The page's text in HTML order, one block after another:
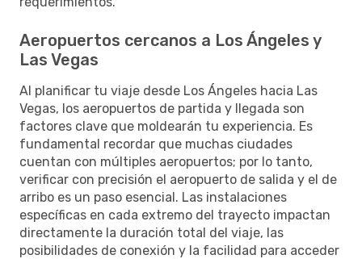
Aeropuertos cercanos a Los Ángeles y
Las Vegas
Al planificar tu viaje desde Los Ángeles hacia Las
Vegas, los aeropuertos de partida y llegada son
factores clave que moldearán tu experiencia. Es
fundamental recordar que muchas ciudades
cuentan con múltiples aeropuertos; por lo tanto,
verificar con precisión el aeropuerto de salida y el de
arribo es un paso esencial. Las instalaciones
específicas en cada extremo del trayecto impactan
directamente la duración total del viaje, las
posibilidades de conexión y la facilidad para acceder